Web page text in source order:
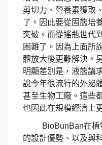
剪切力、營養素獲取
了。因此要從固態培
突破。而從搖瓶世代
困難了。因為上面所
體放大後更難解決。
明顯差別是，液態講
說今年很流行的外泌
甚至生物工廠。這些
也因此在規模經濟上
BioBunBan在植
的設計優勢、以及與